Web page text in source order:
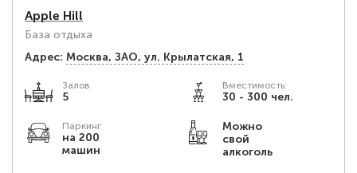
Apple Hill
База отдыха
Адрес: Москва, ЗАО, ул. Крылатская, 1
Залов
5
Вместимость:
30 - 300 чел.
Паркинг
на 200
машин
Можно
свой
алкоголь